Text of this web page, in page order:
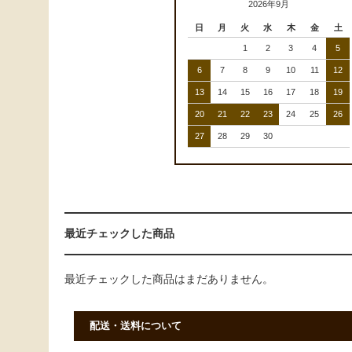
2026年9月
日 月 火 水 木 金 土
1 2 3 4 5
6 7 8 9 10 11 12
13 14 15 16 17 18 19
20 21 22 23 24 25 26
27 28 29 30
最近チェックした商品
最近チェックした商品はまだありません。
配送・送料について